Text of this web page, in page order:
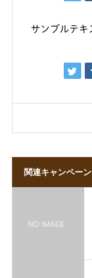
サンプルテキ
関連キャンペーン